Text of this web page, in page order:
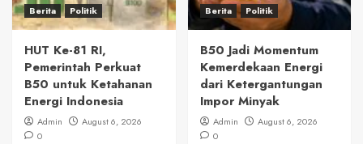
Berita Politik
HUT Ke-81 RI,
Pemerintah Perkuat
B50 untuk Ketahanan
Energi Indonesia
Admin
August 6, 2026
0
Berita Politik
B50 Jadi Momentum
Kemerdekaan Energi
dari Ketergantungan
Impor Minyak
Admin
August 6, 2026
0